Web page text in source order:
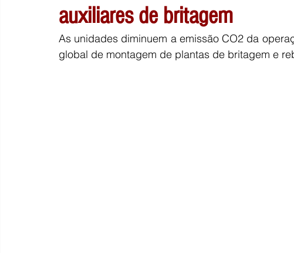
auxiliares de britagem
As unidades diminuem a emissão CO2 da
global de montagem de plantas de britagem e